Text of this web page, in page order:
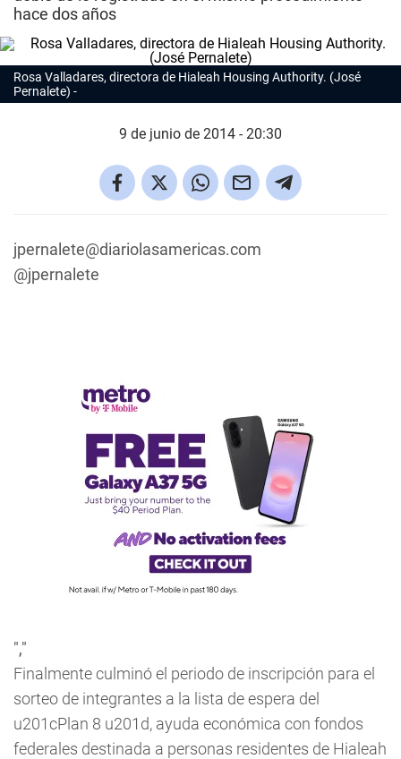
hace dos años
Rosa Valladares, directora de Hialeah Housing Authority. (José
Pernalete)
9 de junio de 2014 - 20:30
jpernalete@diariolasamericas.com
@jpernalete
","
Finalmente culminó el periodo de inscripción para el
sorteo de integrantes a la lista de espera del
u201cPlan 8 u201d, ayuda económica con fondos
federales destinada a personas residentes de Hialeah